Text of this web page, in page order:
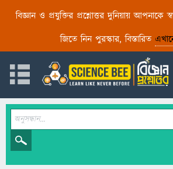
বিজ্ঞান ও প্রযুক্তির প্রশ্নোত্তর দুনিয়ায় আপনাকে
জিতে নিন পুরস্কার, বিস্তারিত